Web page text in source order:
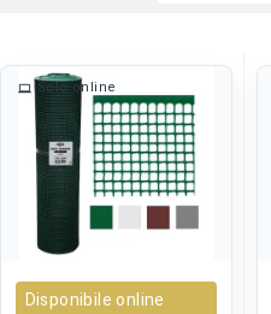
Solo online
Disponibile online